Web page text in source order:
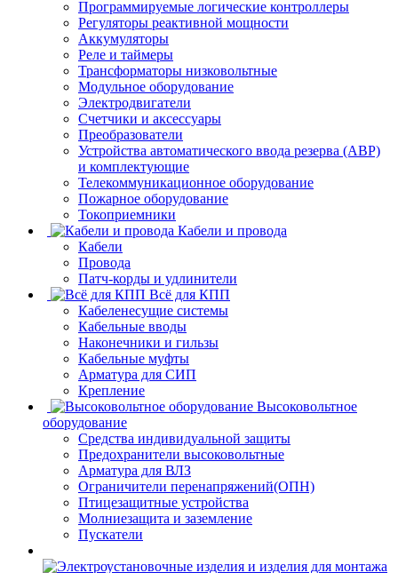
Программируемые логические контроллеры
Регуляторы реактивной мощности
Аккумуляторы
Реле и таймеры
Трансформаторы низковольтные
Модульное оборудование
Электродвигатели
Счетчики и аксессуары
Преобразователи
Устройства автоматического ввода резерва (АВР)
и комплектующие
Телекоммуникационное оборудование
Пожарное оборудование
Токоприемники
Кабели и провода
Кабели
Провода
Патч-корды и удлинители
Всё для КПП
Кабеленесущие системы
Кабельные вводы
Наконечники и гильзы
Кабельные муфты
Арматура для СИП
Крепление
Высоковольтное
оборудование
Средства индивидуальной защиты
Предохранители высоковольтные
Арматура для ВЛЗ
Ограничители перенапряжений(ОПН)
Птицезащитные устройства
Молниезащита и заземление
Пускатели